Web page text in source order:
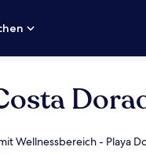
Wellnessbereich - Playa